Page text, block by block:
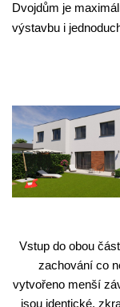
Dvojdům je
výstavbu i
Vstup do obou
zachování co
vytvořeno menší
jsou identické,